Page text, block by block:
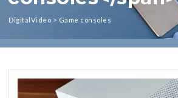
DigitalVideo > Game consoles